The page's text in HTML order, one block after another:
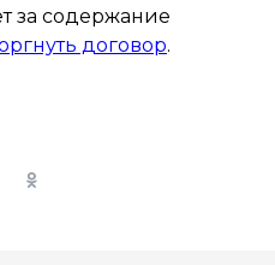
за содержание
договор.